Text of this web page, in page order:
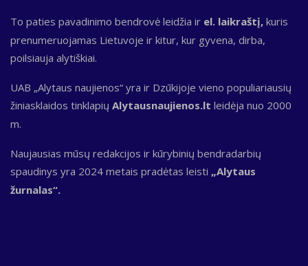
To paties pavadinimo bendrovė leidžia ir el. laikraštį, kuris
prenumeruojamas Lietuvoje ir kitur, kur gyvena, dirba,
poilsiauja alytiškiai.
UAB „Alytaus naujienos“ yra ir Dzūkijoje vieno populiariausių
žiniasklaidos tinklapių Alytausnaujienos.lt leidėja nuo 2000
m.
Naujausias mūsų redakcijos ir kūrybinių bendradarbių
spaudinys yra 2024 metais pradėtas leisti „Alytaus
žurnalas“.